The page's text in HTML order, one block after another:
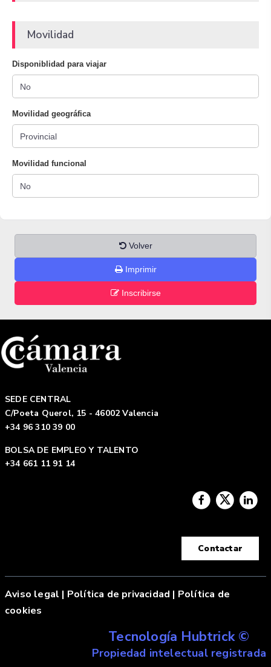
Movilidad
Disponiblidad para viajar
Movilidad geográfica
Movilidad funcional
Volver
Imprimir
Inscribirse
SEDE CENTRAL
C/Poeta Querol, 15 - 46002 Valencia
+34 96 310 39 00
BOLSA DE EMPLEO Y TALENTO
+34 661 11 91 14
Contactar
Aviso legal | Política de privacidad | Política de
cookies
Tecnología Hubtrick ©
Propiedad intelectual registrada